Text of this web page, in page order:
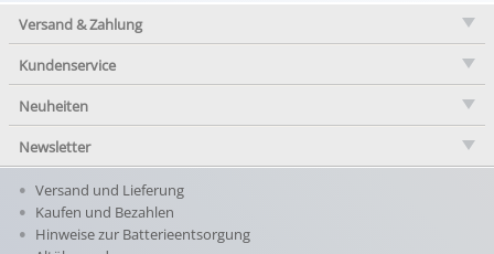
Versand & Zahlung
Kundenservice
Neuheiten
Newsletter
Versand und Lieferung
Kaufen und Bezahlen
Hinweise zur Batterieentsorgung